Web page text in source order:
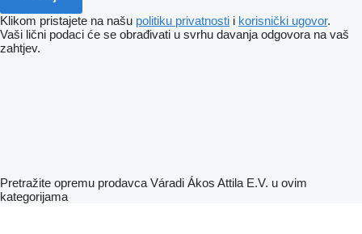
Klikom pristajete na našu politiku privatnosti i korisnički ugovor.
Vaši lični podaci će se obrađivati ​​u svrhu davanja odgovora na vaš
zahtjev.
Pretražite opremu prodavca Váradi Ákos Attila E.V. u ovim
kategorijama